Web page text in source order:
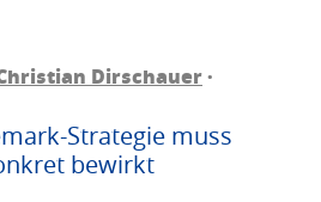
Dirschauer·
Strategie muss
bewirkt